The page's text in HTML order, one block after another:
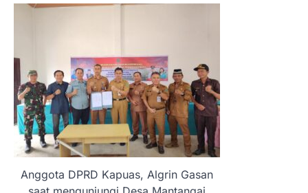
Anggota DPRD Kapuas, Algrin Gasan